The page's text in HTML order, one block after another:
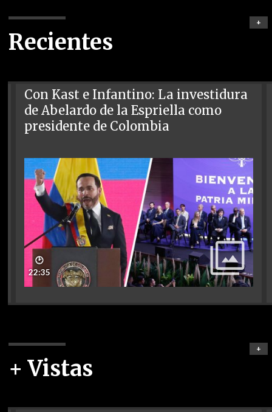
Recientes
+
Con Kast e Infantino: La investidura
de Abelardo de la Espriella como
presidente de Colombia
🕑
22:35
+ Vistas
+